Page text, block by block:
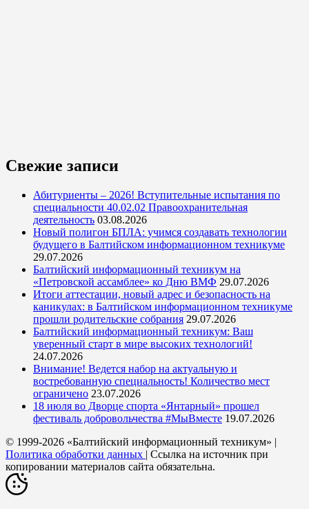
Свежие записи
Абитуриенты – 2026! Вступительные испытания по
специальности 40.02.02 Правоохранительная
деятельность 03.08.2026
Новый полигон БПЛА: учимся создавать технологии
будущего в Балтийском информационном техникуме
29.07.2026
Балтийский информационный техникум на
«Петровской ассамблее» ко Дню ВМФ 29.07.2026
Итоги аттестации, новый адрес и безопасность на
каникулах: в Балтийском информационном техникуме
прошли родительские собрания 29.07.2026
Балтийский информационный техникум: Ваш
уверенный старт в мире высоких технологий!
24.07.2026
Внимание! Ведется набор на актуальную и
востребованную специальность! Количество мест
ограничено 23.07.2026
18 июля во Дворце спорта «Янтарный» прошел
фестиваль добровольчества #МыВместе 19.07.2026
© 1999-2026 «Балтийский информационный техникум» |
Политика обработки данных | Ссылка на источник при
копировании материалов сайта обязательна.